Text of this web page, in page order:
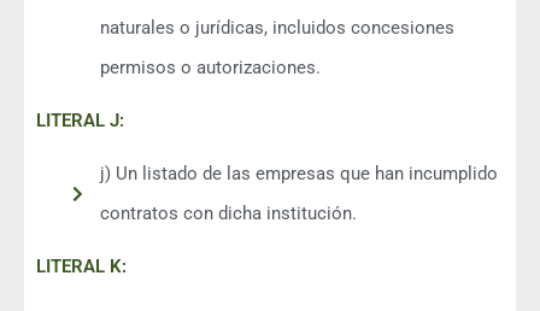
naturales o jurídicas, incluidos concesiones
permisos o autorizaciones.
LITERAL J:
j) Un listado de las empresas que han incumplido
contratos con dicha institución.
LITERAL K: